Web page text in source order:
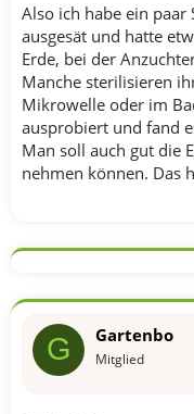
Also ich habe ein
ausgesät und hatte
Erde, bei der
Manche sterilisieren
Mikrowelle oder im
ausprobiert und fand
Man soll auch gut die
nehmen können. Das
G Gartenbo
Mitglied